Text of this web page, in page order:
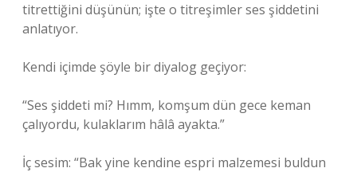
titrettiğini düşünün; işte o titreşimler ses şiddetini
anlatıyor.
Kendi içimde şöyle bir diyalog geçiyor:
“Ses şiddeti mi? Hımm, komşum dün gece keman
çalıyordu, kulaklarım hâlâ ayakta.”
İç sesim: “Bak yine kendine espri malzemesi buldun